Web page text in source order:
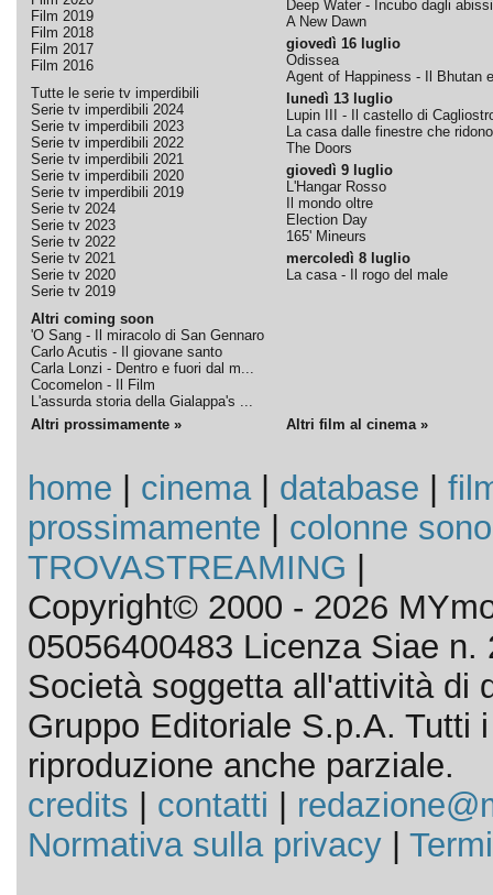
Film 2019
Film 2018
Film 2017
Film 2016
Tutte le serie tv imperdibili
Serie tv imperdibili 2024
Serie tv imperdibili 2023
Serie tv imperdibili 2022
Serie tv imperdibili 2021
Serie tv imperdibili 2020
Serie tv imperdibili 2019
Serie tv 2024
Serie tv 2023
Serie tv 2022
Serie tv 2021
Serie tv 2020
Serie tv 2019
Altri coming soon
'O Sang - Il miracolo di San Gennaro
Carlo Acutis - Il giovane santo
Carla Lonzi - Dentro e fuori dal m...
Cocomelon - Il Film
L'assurda storia della Gialappa's ...
Deep Water - Incubo dagli abissi
A New Dawn
giovedì 16 luglio
Odissea
Agent of Happiness - Il Bhutan
lunedì 13 luglio
Lupin III - Il castello di
La casa dalle finestre che ridono
The Doors
giovedì 9 luglio
L'Hangar Rosso
Il mondo oltre
Election Day
165' Mineurs
mercoledì 8 luglio
La casa - Il rogo del male
Altri prossimamente » Altri film al cinema »
home cinema| database
prossimamente
colonne
TROVASTREAMING
Copyright© 2000 - 2026
05056400483 Licenza Siae n.
Società soggetta all'attività di
Gruppo Editoriale S.p.A. Tutti
riproduzione anche parziale.
credits
contatti
Normativa sulla privacy|